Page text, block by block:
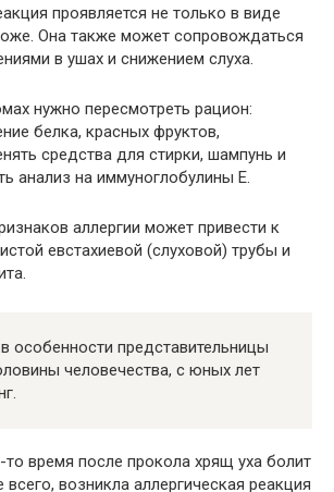
проявляется не только в виде
Она также может сопровождаться
в ушах и снижением слуха.
нужно пересмотреть рацион:
белка, красных фруктов,
средства для стирки, шампунь и
анализ на иммуноглобулины Е.
аллергии может привести к
евстахиевой (слуховой) трубы и
особенности представительницы
человечества, с юных лет
то время после прокола хрящ уха болит
всего, возникла аллергическая реакция